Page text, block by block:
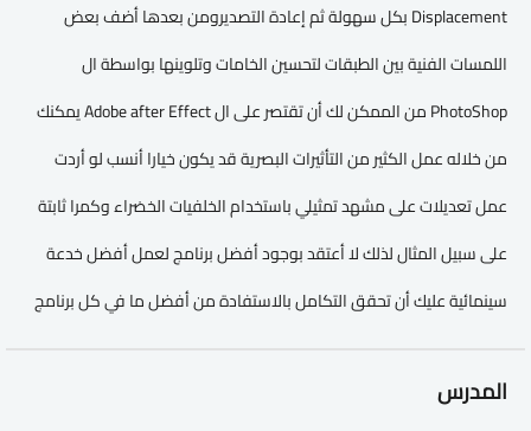
Displacement بكل سهولة ثم إعادة التصديرومن بعدها أضف بعض
اللمسات الفنية بين الطبقات لتحسين الخامات وتلوينها بواسطة ال
PhotoShop من الممكن لك أن تقتصر على ال Adobe after Effect يمكنك
من خلاله عمل الكثير من التأثيرات البصرية قد يكون خيارا أنسب لو أردت
عمل تعديلات على مشهد تمثيلي باستخدام الخلفيات الخضراء وكمرا ثابتة
على سبيل المثال لذلك لا أعتقد بوجود أفضل برنامج لعمل أفضل خدعة
سينمائية عليك أن تحقق التكامل بالاستفادة من أفضل ما في كل برنامج
المدرس